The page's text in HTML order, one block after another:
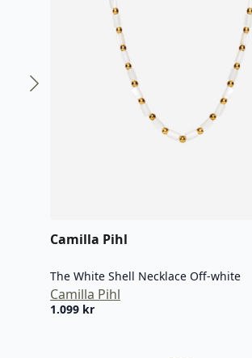
Camilla Pihl
The White Shell Necklace Off-white
Camilla Pihl
1.099 kr